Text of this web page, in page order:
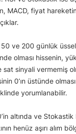
MACD, fiyat
50 ve 200 günlük
olması hissenin,
sinyali vermemiş
0’ın üstünde
yorumlanabilir.
altında ve Stokastik
henüz aşırı alım